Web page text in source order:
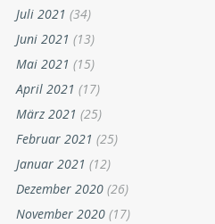
Juli 2021 (34)
Juni 2021 (13)
Mai 2021 (15)
April 2021 (17)
März 2021 (25)
Februar 2021 (25)
Januar 2021 (12)
Dezember 2020 (26)
November 2020 (17)